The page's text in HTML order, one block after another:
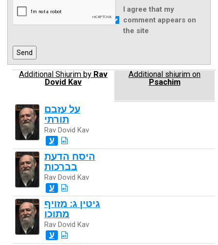
I agree that my
comment appears on
the site
Additional Shiurim by Rav
Dovid Kav
Additional shiurim on
Psachim
על עזבם
תורתי
Rav Dovid Kav
ע
היסח הדעת
בברכות
Rav Dovid Kav
ע
גיטין ג: מזויף
מתוכו
Rav Dovid Kav
ע